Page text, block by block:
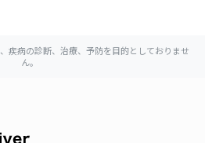
疾病の診断、治療、予防を目的としておりませ
ん。